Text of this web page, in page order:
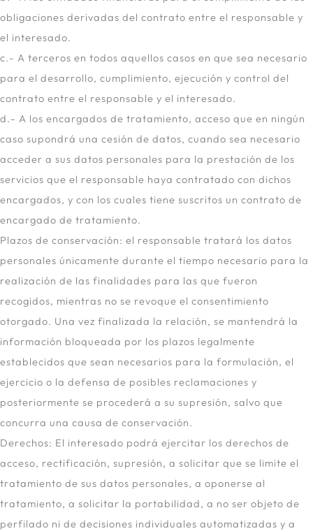
obligaciones derivadas del contrato entre el responsable y
el interesado.
c.- A terceros en todos aquellos casos en que sea necesario
para el desarrollo, cumplimiento, ejecución y control del
contrato entre el responsable y el interesado.
d.- A los encargados de tratamiento, acceso que en ningún
caso supondrá una cesión de datos, cuando sea necesario
acceder a sus datos personales para la prestación de los
servicios que el responsable haya contratado con dichos
encargados, y con los cuales tiene suscritos un contrato de
encargado de tratamiento.
Plazos de conservación: el responsable tratará los datos
personales únicamente durante el tiempo necesario para la
realización de las finalidades para las que fueron
recogidos, mientras no se revoque el consentimiento
otorgado. Una vez finalizada la relación, se mantendrá la
información bloqueada por los plazos legalmente
establecidos que sean necesarios para la formulación, el
ejercicio o la defensa de posibles reclamaciones y
posteriormente se procederá a su supresión, salvo que
concurra una causa de conservación.
Derechos: El interesado podrá ejercitar los derechos de
acceso, rectificación, supresión, a solicitar que se limite el
tratamiento de sus datos personales, a oponerse al
tratamiento, a solicitar la portabilidad, a no ser objeto de
perfilado ni de decisiones individuales automatizadas y a